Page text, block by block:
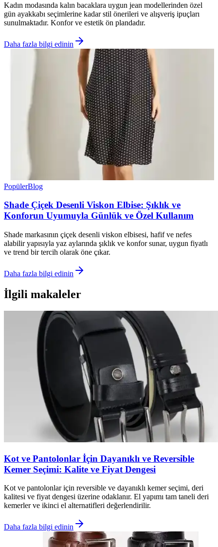
Kadın modasında kalın bacaklara uygun jean modellerinden özel
gün ayakkabı seçimlerine kadar stil önerileri ve alışveriş ipuçları
sunulmaktadır. Konfor ve estetik ön plandadır.
Daha fazla bilgi edinin
PopülerBlog
Shade Çiçek Desenli Viskon Elbise: Şıklık ve
Konforun Uyumuyla Günlük ve Özel Kullanım
Shade markasının çiçek desenli viskon elbisesi, hafif ve nefes
alabilir yapısıyla yaz aylarında şıklık ve konfor sunar, uygun fiyatlı
ve trend bir tercih olarak öne çıkar.
Daha fazla bilgi edinin
İlgili makaleler
Kot ve Pantolonlar İçin Dayanıklı ve Reversible
Kemer Seçimi: Kalite ve Fiyat Dengesi
Kot ve pantolonlar için reversible ve dayanıklı kemer seçimi, deri
kalitesi ve fiyat dengesi üzerine odaklanır. El yapımı tam taneli deri
kemerler ve ikinci el alternatifleri değerlendirilir.
Daha fazla bilgi edinin